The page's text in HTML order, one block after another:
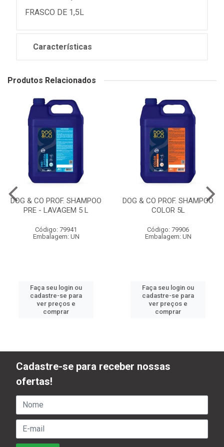
FRASCO DE 1,5L
Características
Produtos Relacionados
DOG & CO PROF. SHAMPOO
PRE - LAVAGEM 5 L
Código: 79941
Embalagem: UN
Faça seu login ou
cadastre-se para
ver preços e
comprar
DOG & CO PROF. SHAMPOO
COLOR 5L
Código: 79906
Embalagem: UN
Faça seu login ou
cadastre-se para
ver preços e
comprar
Cadastre-se para receber nossas
ofertas!